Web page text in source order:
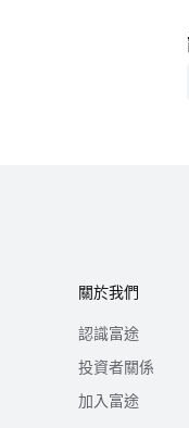
關於我們
認識富途
投資者關係
加入富途